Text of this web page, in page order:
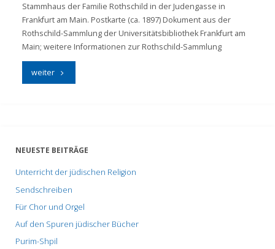
Stammhaus der Familie Rothschild in der Judengasse in
Frankfurt am Main. Postkarte (ca. 1897) Dokument aus der
Rothschild-Sammlung der Universitätsbibliothek Frankfurt am
Main; weitere Informationen zur Rothschild-Sammlung
weiter"Stammhaus
NEUESTE BEITRÄGE
Unterricht der jüdischen Religion
Sendschreiben
Für Chor und Orgel
Auf den Spuren jüdischer Bücher
Purim-Shpil